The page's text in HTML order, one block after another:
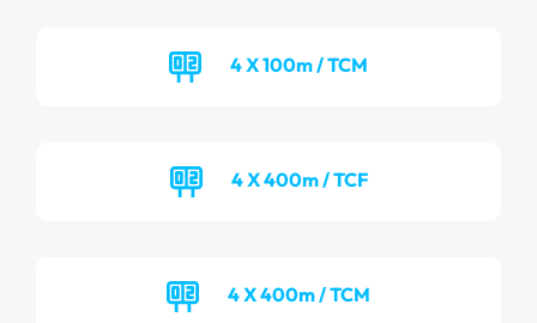
4 X 100m / TCM
4 X 400m / TCF
4 X 400m / TCM